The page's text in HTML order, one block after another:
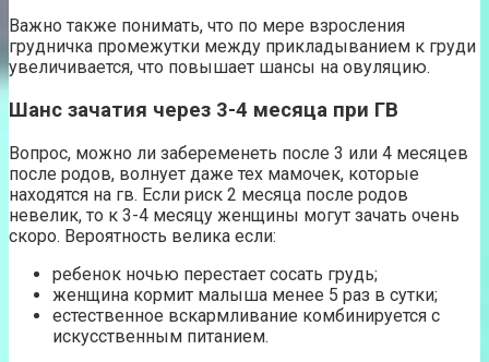
Важно также понимать, что по мере взросления
грудничка промежутки между прикладыванием к груди
увеличивается, что повышает шансы на овуляцию.
Шанс зачатия через 3-4 месяца при ГВ
Вопрос, можно ли забеременеть после 3 или 4 месяцев
после родов, волнует даже тех мамочек, которые
находятся на гв. Если риск 2 месяца после родов
невелик, то к 3-4 месяцу женщины могут зачать очень
скоро. Вероятность велика если:
ребенок ночью перестает сосать грудь;
женщина кормит малыша менее 5 раз в сутки;
естественное вскармливание комбинируется с
искусственным питанием.